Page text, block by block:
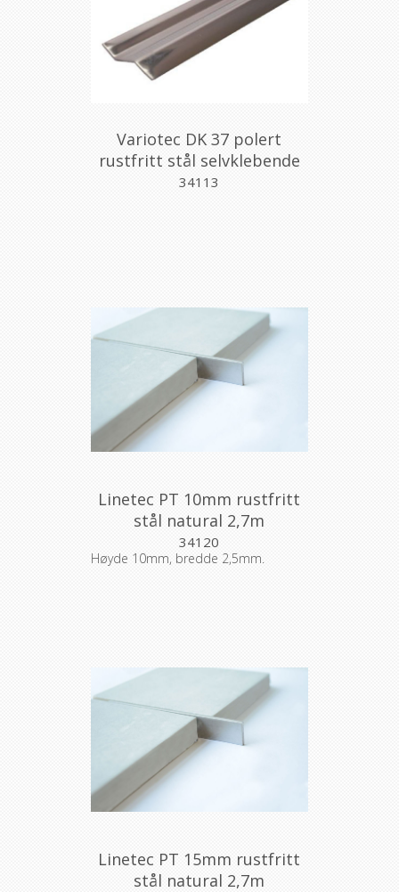
Variotec DK 37 polert
rustfritt stål selvklebende
2,7m
34113
Linetec PT 10mm rustfritt
stål natural 2,7m
34120
Høyde 10mm, bredde 2,5mm.
Linetec PT 15mm rustfritt
stål natural 2,7m